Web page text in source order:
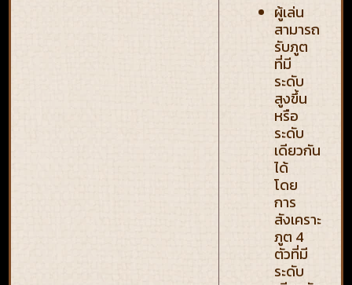
ผู้เล่น
สามารถ
รับภูต
ที่มี
ระดับ
สูงขึ้น
หรือ
ระดับ
เดียวกัน
ได้
โดย
การ
สังเคราะห์
ภูต 4
ตัวที่มี
ระดับ